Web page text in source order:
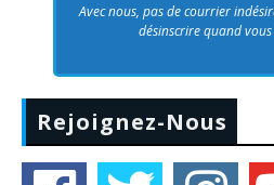
Avec nous, pas de courrier
désinscrire quand
Rejoignez-Nous